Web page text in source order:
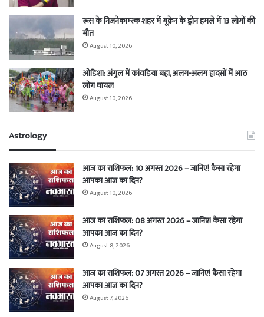
रूस के निजनेकाम्स्क शहर में यूक्रेन के ड्रोन हमले में 13 लोगों की
मौत
August 10, 2026
ओडिशा: अंगुल में कांवड़िया बहा, अलग-अलग हादसों में आठ
लोग घायल
August 10, 2026
Astrology
आज का राशिफल: 10 अगस्त 2026 – जानिए! कैसा रहेगा
आपका आज का दिन?
August 10, 2026
आज का राशिफल: 08 अगस्त 2026 – जानिए! कैसा रहेगा
आपका आज का दिन?
August 8, 2026
आज का राशिफल: 07 अगस्त 2026 – जानिए! कैसा रहेगा
आपका आज का दिन?
August 7, 2026